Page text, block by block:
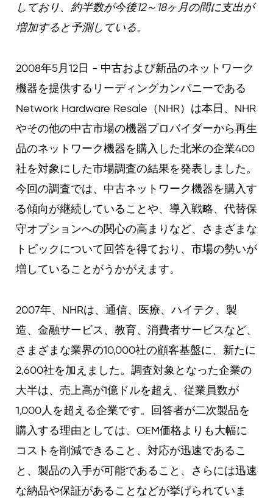
しており、約半数が今後12～18ヶ月の間に支出が
増加すると予測している。
2008年5月12日 - 中古および新品のネットワーク
機器を提供するリーディングカンパニーである
Network Hardware Resale（NHR）は本日、NHR
やその他の中古市場の機器プロバイダーから再生
品のネットワーク機器を購入した北米の企業400
社を対象にした市場調査の結果を発表しました。
今回の調査では、中古ネットワーク機器を購入す
る傾向が継続していることや、導入戦略、代替保
守オプションへの関心の高まりなど、さまざまな
トピックについて回答を得ており、市場の勢いが
増していることがうかがえます。
2007年、NHRは、通信、医療、ハイテク、製
造、金融サービス、教育、消費者サービスなど、
さまざまな業界の10,000社の顧客基盤に、新たに
2,600社を加えました。調査対象となった企業の
大半は、売上高が1億ドルを超え、従業員数が
1,000人を超える企業です。回答者が二次製品を
購入する理由としては、OEM価格よりも大幅に
コストを削減できること、対応が迅速であるこ
と、製品の入手が可能であること、さらには迅速
な納品や保証があることなどが挙げられていま